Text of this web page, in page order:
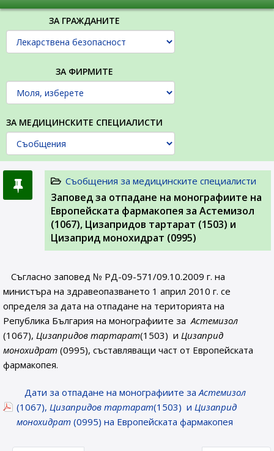
ЗА ГРАЖДАНИТЕ
ЗА ФИРМИТЕ
ЗА МЕДИЦИНСКИТЕ СПЕЦИАЛИСТИ
Съобщения за медицинските специалисти
Заповед за отпадане на монографиите на
Европейската фармакопея за Астемизол
(1067), Цизапридов тартарат (1503) и
Цизаприд монохидрат (0995)
Съгласно заповед № РД-09-571/09.10.2009 г. на
министъра на здравеопазването 1 април 2010 г. се
определя за дата на отпадане на територията на
Република България на монографиите заАстемизол
(1067), Цизапридов тартарат(1503) и Цизаприд
монохидрат (0995), съставляващи част от Европейската
фармакопея.
Дати за отпадане на монографиите заАстемизол
(1067), Цизапридов тартарат(1503) и Цизаприд
монохидрат (0995) на Европейската фармакопея